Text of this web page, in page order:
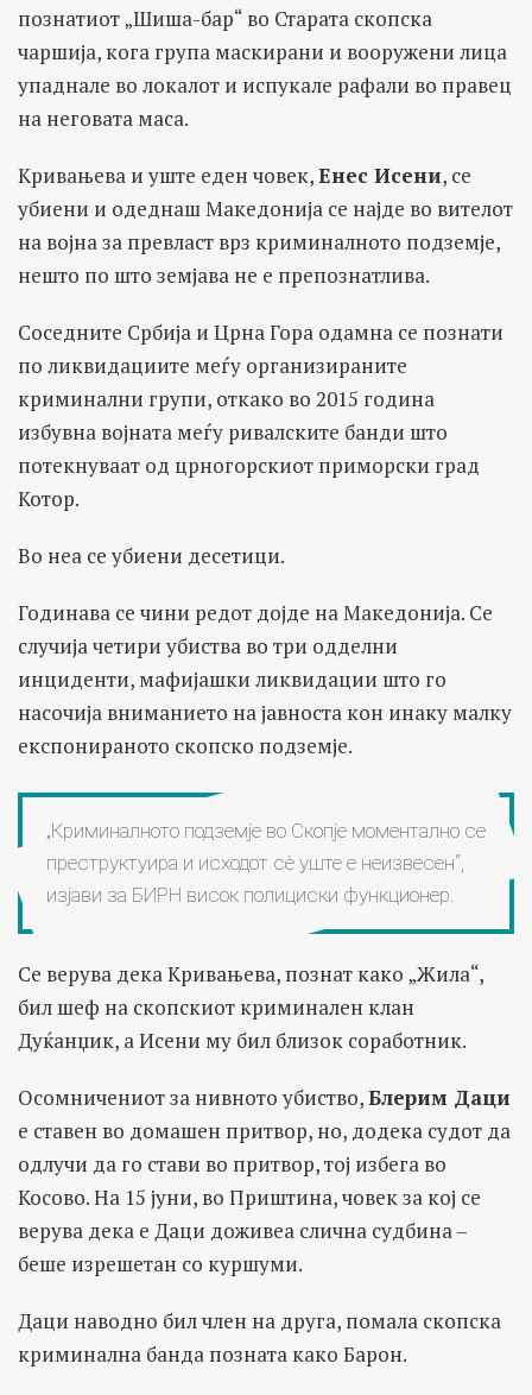
познатиот „Шиша-бар“ во Старата скопска
чаршија, кога група маскирани и вооружени лица
упаднале во локалот и испукале рафали во правец
на неговата маса.
Кривањева и уште еден човек,Енес Исени, се
убиени и одеднаш Македонија се најде во вителот
на војна за превласт врз криминалното подземје,
нешто по што земјава не е препознатлива.
Соседните Србија и Црна Гора одамна се познати
по ликвидациите меѓу организираните
криминални групи, откако во 2015 година
избувна војната меѓу ривалските банди што
потекнуваат од црногорскиот приморски град
Котор.
Во неа се убиени десетици.
Годинава се чини редот дојде на Македонија. Се
случија четири убиства во три одделни
инциденти, мафијашки ликвидации што го
насочија вниманието на јавноста кон инаку малку
експонираното скопско подземје.
„Криминалното подземје во Скопје моментално се
преструктуира и исходот сè уште е неизвесен“,
изјави за БИРН висок полициски функционер.
Се верува дека Кривањева, познат како „Жила“,
бил шеф на скопскиот криминален клан
Дуќанџик, а Исени му бил близок соработник.
Осомничениот за нивното убиство,Блерим Даци
е ставен во домашен притвор, но, додека судот да
одлучи да го стави во притвор, тој избега во
Косово. На 15 јуни, во Приштина, човек за кој се
верува дека е Даци доживеа слична судбина –
беше изрешетан со куршуми.
Даци наводно бил член на друга, помала скопска
криминална банда позната како Барон.